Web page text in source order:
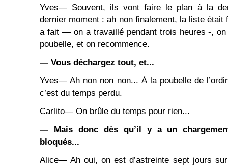
Yves― Souvent, ils vont faire le plan à la
dernier moment : ah non finalement, la liste était
a fait ― on a travaillé pendant trois heures -, on
poubelle, et on recommence.
― Vous déchargez tout, et...
Yves― Ah non non non... À la poubelle de
c’est du temps perdu.
Carlito― On brûle du temps pour rien...
― Mais donc dès qu’il y a un
bloqués...
Alice― Ah oui, on est d’astreinte sept jours